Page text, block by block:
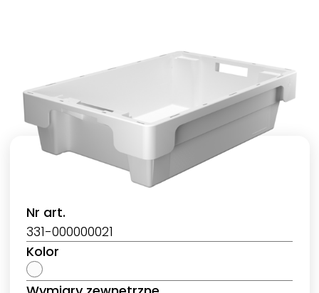
Nr art.
331-000000021
Kolor